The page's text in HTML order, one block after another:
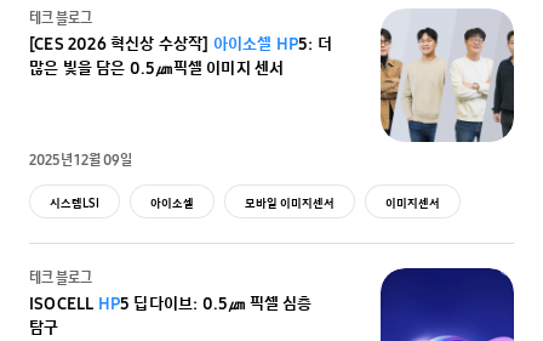
테크 블로그
[CES 2026 혁신상 수상작] 아이소셀 HP5: 더
많은 빛을 담은 0.5㎛픽셀 이미지 센서
2025년 12월 09일
시스템LSI 아이소셀 모바일 이미지센서 이미지센서
테크 블로그
ISOCELL HP5 딥다이브: 0.5㎛ 픽셀 심층
탐구